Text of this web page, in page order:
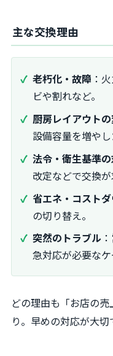
主な交換理由
老朽化・故障 ：
ビや割れなど。
厨房レイアウト
設備容量を増やし
法令・衛生基準
改定などで交換が
省エネ・コスト
の切り替え。
突然のトラブル
急対応が必要なケ
どの理由も「お店の
り。早めの対応が大切